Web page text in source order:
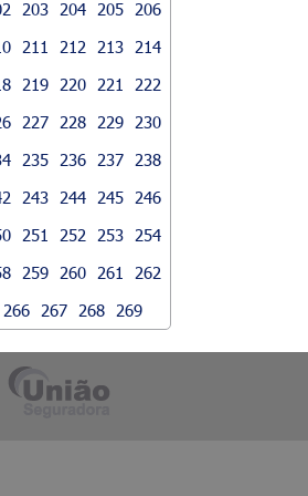
203 204 205
206
211 212 213
214
219 220 221
222
227 228 229
230
235 236 237
238
243 244 245
246
251 252 253
254
259 260 261
262
266 267 268 269